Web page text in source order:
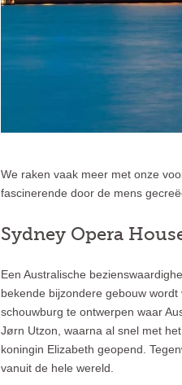
We raken vaak meer met onze
fascinerende door de mens
Sydney Opera
Een Australische
bekende bijzondere gebouw
schouwburg te ontwerpen waar
Jørn Utzon, waarna al snel met
koningin Elizabeth geopend.
vanuit de hele wereld.